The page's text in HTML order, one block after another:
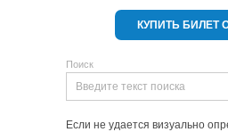
КУПИТЬ БИЛЕТ
Поиск
Если не удается визуально